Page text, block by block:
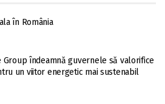
în România
Group îndeamnă guvernele să valorifice
un viitor energetic mai sustenabil